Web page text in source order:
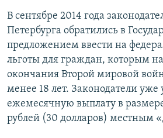
В сентябре 2014 года
Петербурга обратились в
предложением ввести на
льготы для граждан, которым
окончания Второй мировой
менее 18 лет. Законодатели уже
ежемесячную выплату в
рублей (30 долларов) местным